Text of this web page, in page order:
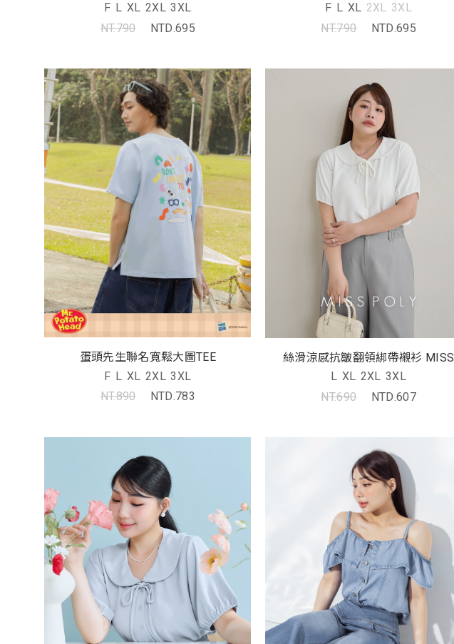
F L XL 2XL 3XL
NT.790
NTD.695
F L XL 2XL 3XL
NT.790
NTD.695
蛋頭先生聯名寬鬆大圖TEE
F L XL 2XL 3XL
NT.890
NTD.783
絲滑涼感抗皺翻領綁帶襯衫 MISS
L XL 2XL 3XL
NT.690
NTD.607